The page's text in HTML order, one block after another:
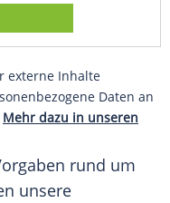
externe Inhalte
Daten an
Mehr dazu in unseren
rund um
unsere